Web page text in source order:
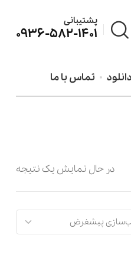
پشتیبانی
0936-582-1401
تماس با ما
در حال نمایش یک نتیجه